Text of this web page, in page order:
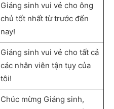
Giáng sinh vui vẻ cho ông
chủ tốt nhất từ ​​trước đến
nay!
Giáng sinh vui vẻ cho tất cả
các nhân viên tận tụy của
tôi!
Chúc mừng Giáng sinh,